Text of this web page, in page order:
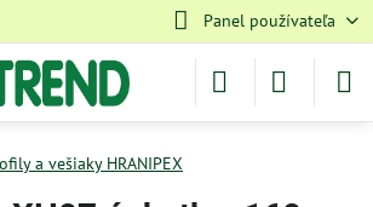
Panel používateľa
a vešiaky HRANIPEX